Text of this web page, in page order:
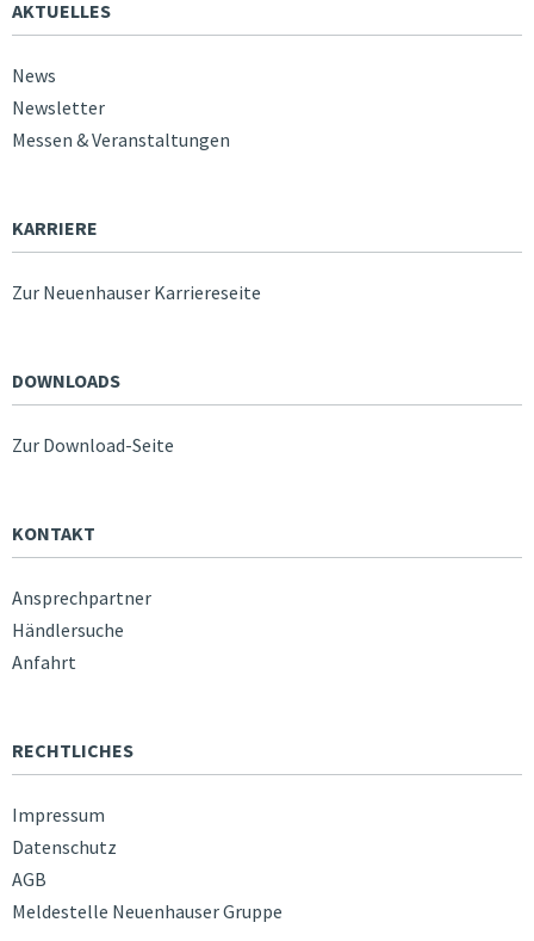
AKTUELLES
News
Newsletter
Messen & Veranstaltungen
KARRIERE
Zur Neuenhauser Karriereseite
DOWNLOADS
Zur Download-Seite
KONTAKT
Ansprechpartner
Händlersuche
Anfahrt
RECHTLICHES
Impressum
Datenschutz
AGB
Meldestelle Neuenhauser Gruppe